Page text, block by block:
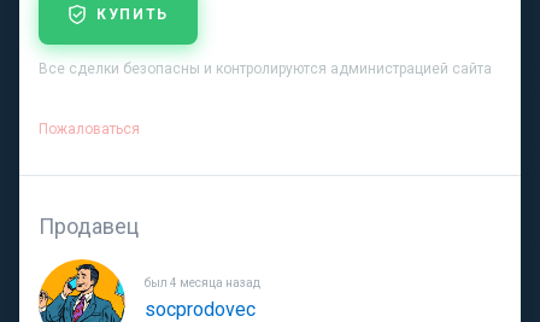
КУПИТЬ
Все сделки безопасны и контролируются администрацией сайта
Пожаловаться
Продавец
был 4 месяца назад
socprodovec